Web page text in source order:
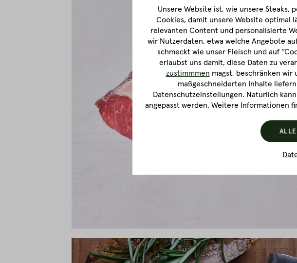
Unsere Website ist, wie unsere Steaks,
Cookies, damit unsere Website optimal
relevanten Content und personalisierte
wir Nutzerdaten, etwa welche Angebote
schmeckt wie unser Fleisch und auf
erlaubst uns damit, diese Daten zu
zustimmmen magst, beschränken wir
maßgeschneiderten Inhalte
Datenschutzeinstellungen. Natürlich
angepasst werden. Weitere Informationen
ALLE